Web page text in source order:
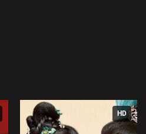
HD